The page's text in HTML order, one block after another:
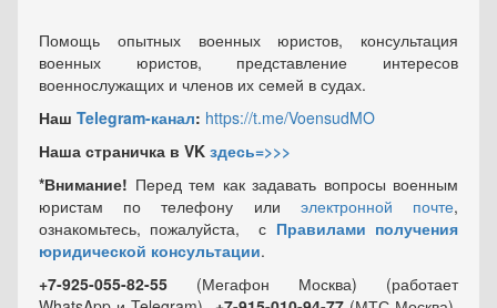
Помощь опытных военных юристов, консультация
военных юристов, представление интересов
военнослужащих и членов их семей в судах.
Наш Telegram-канал: https://t.me/VoensudMO
Наша страничка в VK здесь=>>>
*Внимание! Перед тем как задавать вопросы военным
юристам по телефону или электронной почте,
ознакомьтесь, пожалуйста, с Правилами получения
юридической консультации.
+7-925-055-82-55 (Мегафон Москва) (работает